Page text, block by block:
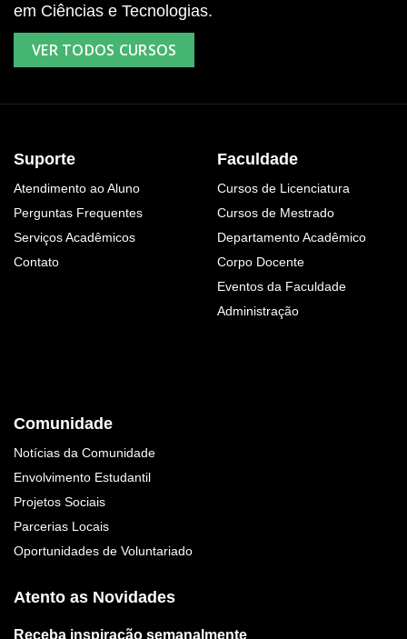
em Ciências e Tecnologias.
VER TODOS CURSOS
Suporte
Atendimento ao Aluno
Perguntas Frequentes
Serviços Acadêmicos
Contato
Faculdade
Cursos de Licenciatura
Cursos de Mestrado
Departamento Acadêmico
Corpo Docente
Eventos da Faculdade
Administração
Comunidade
Notícias da Comunidade
Envolvimento Estudantil
Projetos Sociais
Parcerias Locais
Oportunidades de Voluntariado
Atento as Novidades
Receba inspiração semanalmente